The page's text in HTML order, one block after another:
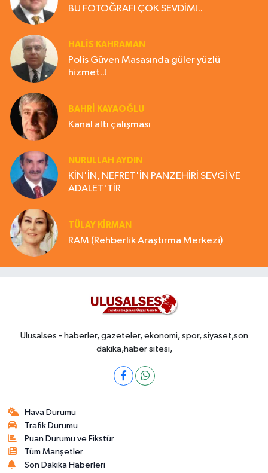
BU FOTOĞRAFI ÇOK SEVDİM!..
HALIS KAHRAMAN
Polis Güven Masasında güler yüzlü
hizmet..!
BAHRI KAYAOĞLU
Kanal altı çalışması
NURULLAH AYDIN
KİN'İN, NEFRET'İN PANZEHİRİ SEVGİ VE
ADALET'TİR
TÜLAY KİRMAN
RAM (Rehberlik Araştırma Merkezi)
Ulusalses - haberler, gazeteler, ekonomi, spor, siyaset,son
dakika,haber sitesi,
Hava Durumu
Trafik Durumu
Puan Durumu ve Fikstür
Tüm Manşetler
Son Dakika Haberleri